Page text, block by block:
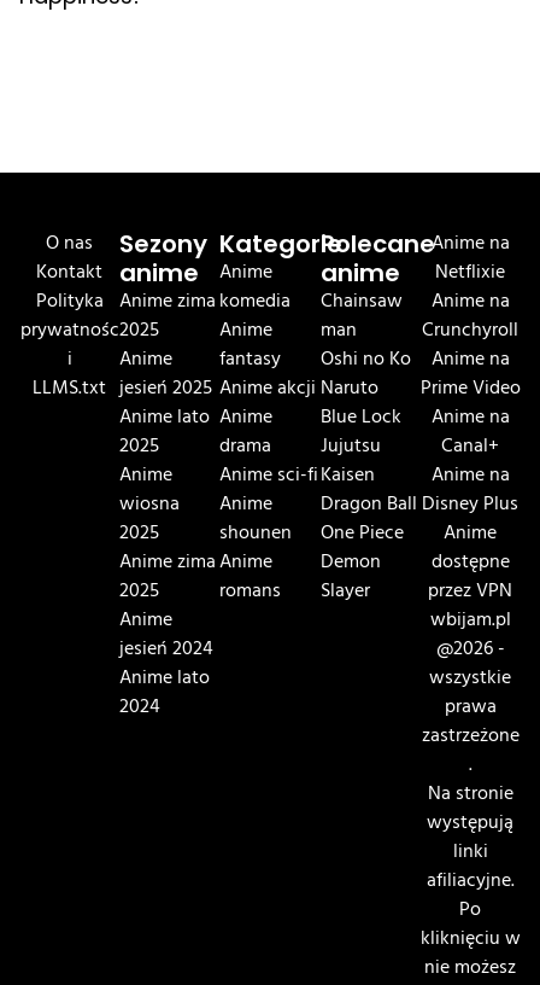
O nas
Kontakt
Polityka
prywatnośc
i
LLMS.txt
Sezony
anime
Anime zima
2025
Anime
jesień 2025
Anime lato
2025
Anime
wiosna
2025
Anime zima
2025
Anime
jesień 2024
Anime lato
2024
Kategorie
Anime
komedia
Anime
fantasy
Anime akcji
Anime
drama
Anime sci-fi
Anime
shounen
Anime
romans
Polecane
anime
Chainsaw
man
Oshi no Ko
Naruto
Blue Lock
Jujutsu
Kaisen
Dragon Ball
One Piece
Demon
Slayer
Anime na
Netflixie
Anime na
Crunchyroll
Anime na
Prime Video
Anime na
Canal+
Anime na
Disney Plus
Anime
dostępne
przez VPN
wbijam.pl
@2026 -
wszystkie
prawa
zastrzeżone
.
Na stronie
występują
linki
afiliacyjne.
Po
kliknięciu w
nie możesz